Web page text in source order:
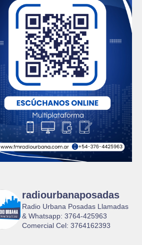
radiourbanaposadas
Radio Urbana Posadas Llamadas
& Whatsapp: 3764-425963
Comercial Cel: 3764162393